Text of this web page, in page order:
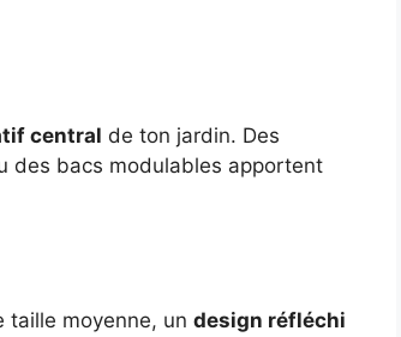
central de ton jardin. Des
des bacs modulables apportent
taille moyenne, un design réfléchi